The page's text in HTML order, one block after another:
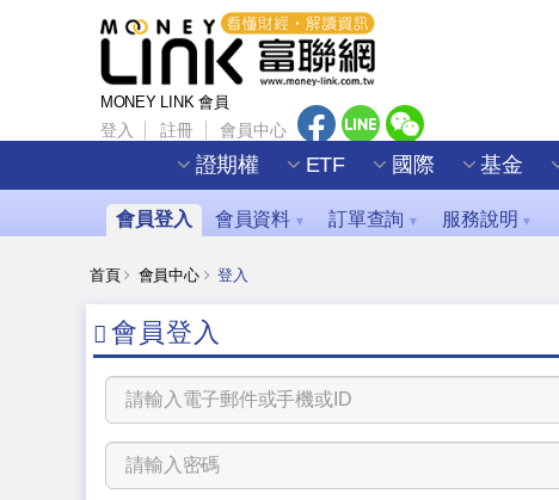
MONEY LINK 會員
登入 註冊 會員中心
證期權 ETF 國際 基金
會員登入 會員資料 ▼ 訂單查詢 ▼ 服務說明 ▼
首頁 會員中心 登入
會員登入